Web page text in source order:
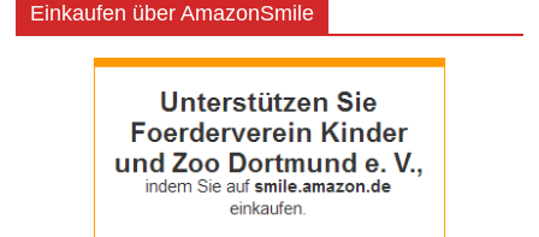
Einkaufen über AmazonSmile